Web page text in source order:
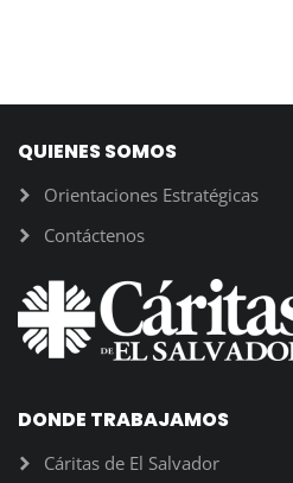
QUIENES SOMOS
Orientaciones Estratégicas
Contáctenos
DONDE TRABAJAMOS
Cáritas de El Salvador